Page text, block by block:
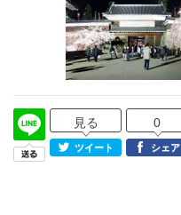
見る
ツイート
0
シェア